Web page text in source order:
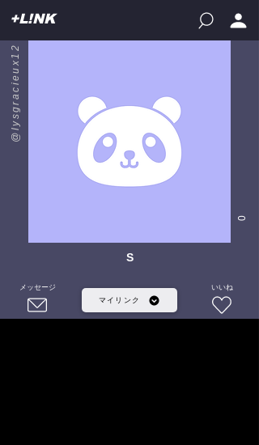
+L!NK
@lysgracieux12
0
S
メッセージ
マイリンク
いいね